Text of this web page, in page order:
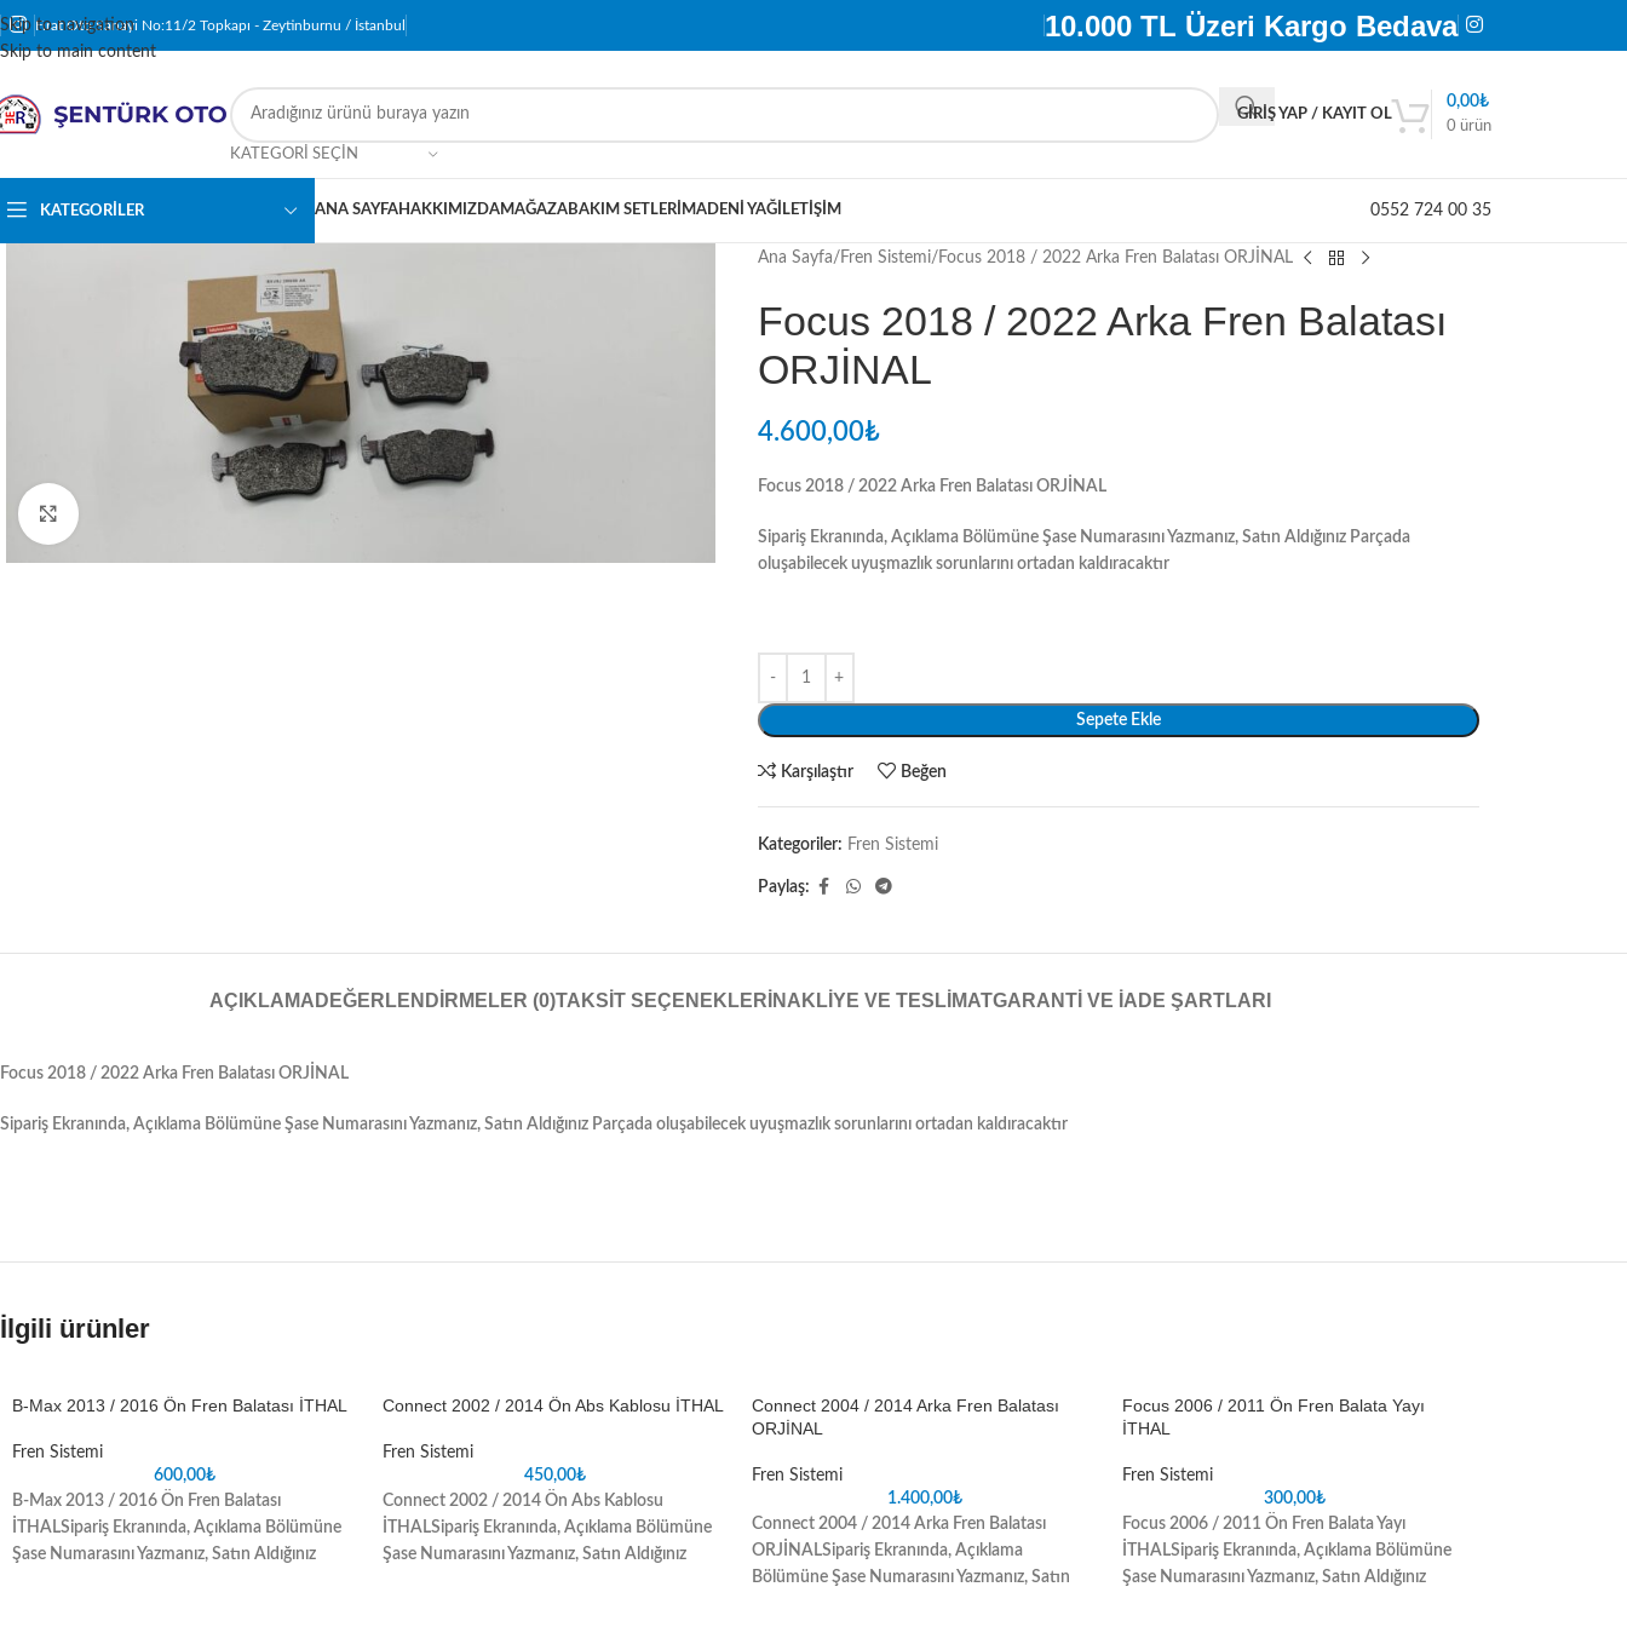
Skip to navigation
Skip to main content
Fırat Oto Sanayi No:11/2 Topkapı - Zeytinburnu / İstanbul 10.000 TL Üzeri Kargo Bedava
KATEGORI SEÇIN
GIRIŞ YAP / KAYIT OL
0 ürün
0,00₺
KATEGORILER ANA SAYFAHAKKIMIZDAMAĞAZABAKIM SETLERI MADENI YAĞ İLETIŞIM 0552 724 00 35
Ana Sayfa Fren Sistemi Focus 2018 / 2022 Arka Fren Balatası ORJİNAL
Focus 2018 / 2022 Arka Fren Balatası
ORJİNAL
4.600,00₺
Focus 2018 / 2022 Arka Fren Balatası ORJİNAL
Sipariş Ekranında, Açıklama Bölümüne Şase Numarasını Yazmanız, Satın Aldığınız Parçada
oluşabilecek uyuşmazlık sorunlarını ortadan kaldıracaktır
Sepete Ekle
Karşılaştır Beğen
Kategoriler: Fren Sistemi
Paylaş:
AÇIKLAMA DEĞERLENDIRMELER (0)TAKSIT SEÇENEKLERI NAKLIYE VE TESLIMATGARANTI VE İADE ŞARTLARI
Focus 2018 / 2022 Arka Fren Balatası ORJİNAL
Sipariş Ekranında, Açıklama Bölümüne Şase Numarasını Yazmanız, Satın Aldığınız Parçada oluşabilecek uyuşmazlık sorunlarını ortadan kaldıracaktır
İlgili ürünler
B-Max 2013 / 2016 Ön Fren Balatası İTHAL
Fren Sistemi
600,00₺
B-Max 2013 / 2016 Ön Fren Balatası
İTHALSipariş Ekranında, Açıklama Bölümüne
Şase Numarasını Yazmanız, Satın Aldığınız
Connect 2002 / 2014 Ön Abs Kablosu İTHAL
Fren Sistemi
450,00₺
Connect 2002 / 2014 Ön Abs Kablosu
İTHALSipariş Ekranında, Açıklama Bölümüne
Şase Numarasını Yazmanız, Satın Aldığınız
Connect 2004 / 2014 Arka Fren Balatası
ORJİNAL
Fren Sistemi
1.400,00₺
Connect 2004 / 2014 Arka Fren Balatası
ORJİNALSipariş Ekranında, Açıklama
Bölümüne Şase Numarasını Yazmanız, Satın
Focus 2006 / 2011 Ön Fren Balata Yayı
İTHAL
Fren Sistemi
300,00₺
Focus 2006 / 2011 Ön Fren Balata Yayı
İTHALSipariş Ekranında, Açıklama Bölümüne
Şase Numarasını Yazmanız, Satın Aldığınız